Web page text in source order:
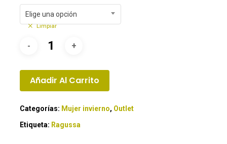
Elige una opción
Limpiar
Añadir Al Carrito
Categorías: Mujer invierno, Outlet
Etiqueta: Ragussa